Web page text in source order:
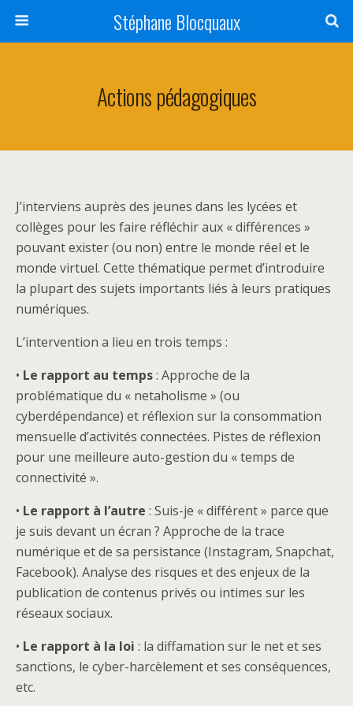
Stéphane Blocquaux
Actions pédagogiques
J’interviens auprès des jeunes dans les lycées et
collèges pour les faire réfléchir aux « différences »
pouvant exister (ou non) entre le monde réel et le
monde virtuel. Cette thématique permet d’introduire
la plupart des sujets importants liés à leurs pratiques
numériques.
L’intervention a lieu en trois temps :
• Le rapport au temps: Approche de la
problématique du « netaholisme » (ou
cyberdépendance) et réflexion sur la consommation
mensuelle d’activités connectées. Pistes de réflexion
pour une meilleure auto-gestion du « temps de
connectivité ».
• Le rapport à l’autre : Suis-je « différent » parce que
je suis devant un écran ? Approche de la trace
numérique et de sa persistance (Instagram, Snapchat,
Facebook). Analyse des risques et des enjeux de la
publication de contenus privés ou intimes sur les
réseaux sociaux.
• Le rapport à la loi : la diffamation sur le net et ses
sanctions, le cyber-harcèlement et ses conséquences,
etc.